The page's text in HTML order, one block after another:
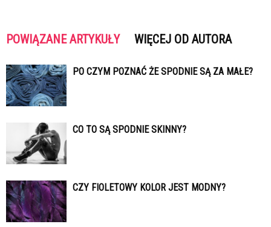
POWIĄZANE ARTYKUŁY WIĘCEJ OD AUTORA
PO CZYM POZNAĆ ŻE SPODNIE SĄ ZA MAŁE?
CO TO SĄ SPODNIE SKINNY?
CZY FIOLETOWY KOLOR JEST MODNY?